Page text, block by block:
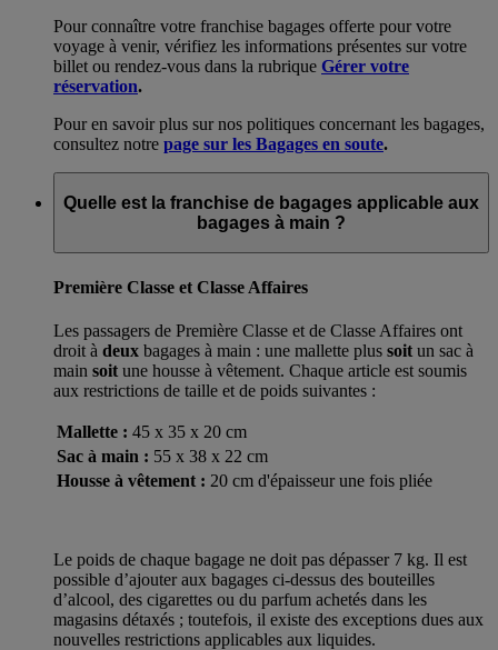
Pour connaître votre franchise bagages offerte pour votre
voyage à venir, vérifiez les informations présentes sur votre
billet ou rendez-vous dans la rubrique Gérer votre
réservation.
Pour en savoir plus sur nos politiques concernant les bagages,
consultez notre page sur les Bagages en soute.
Quelle est la franchise de bagages applicable aux
bagages à main ?
Première Classe et Classe Affaires
Les passagers de Première Classe et de Classe Affaires ont
droit à deux bagages à main : une mallette plus soit un sac à
main soit une housse à vêtement. Chaque article est soumis
aux restrictions de taille et de poids suivantes :
Mallette : 45 x 35 x 20 cm
Sac à main : 55 x 38 x 22 cm
Housse à vêtement : 20 cm d'épaisseur une fois pliée
Le poids de chaque bagage ne doit pas dépasser 7 kg. Il est
possible d’ajouter aux bagages ci-dessus des bouteilles
d’alcool, des cigarettes ou du parfum achetés dans les
magasins détaxés ; toutefois, il existe des exceptions dues aux
nouvelles restrictions applicables aux liquides.